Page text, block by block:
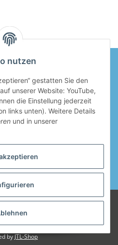
ein junges, modernes Unternehmen.
für uns die oberste Maxime unseres
identifizieren.
by JTL-Shop
nutzen
gestatten Sie den
unserer Website: YouTube,
die Einstellung jederzeit
links unten). Weitere Details
und in unserer